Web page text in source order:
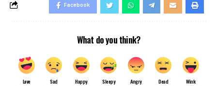
Facebook
What do you think?
Love Sad Happy Sleepy Angry Dead Wink